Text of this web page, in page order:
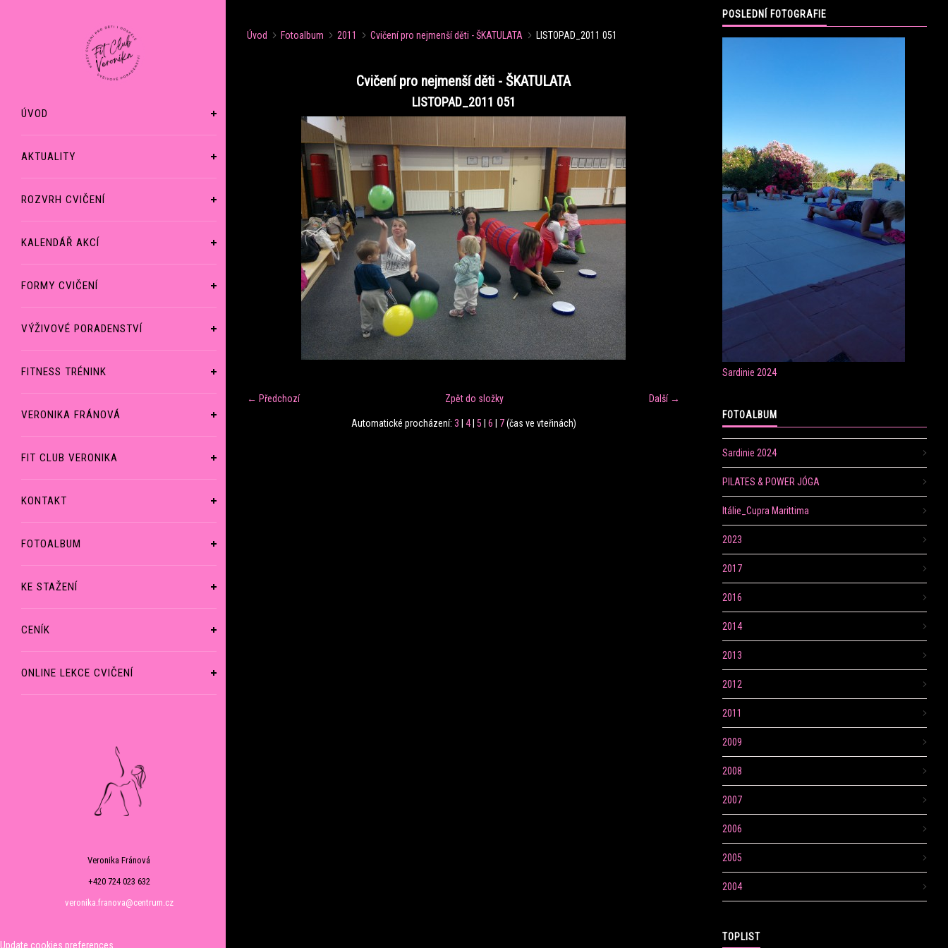
ÚVOD
AKTUALITY
ROZVRH CVIČENÍ
KALENDÁŘ AKCÍ
FORMY CVIČENÍ
VÝŽIVOVÉ PORADENSTVÍ
FITNESS TRÉNINK
VERONIKA FRÁNOVÁ
FIT CLUB VERONIKA
KONTAKT
FOTOALBUM
KE STAŽENÍ
CENÍK
ONLINE LEKCE CVIČENÍ
Veronika Fránová
+420 724 023 632
veronika.franova@centrum.cz
Update cookies preferences
Úvod Fotoalbum 2011 Cvičení pro nejmenší děti - ŠKATULATA LISTOPAD_2011 051
Cvičení pro nejmenší děti - ŠKATULATA
LISTOPAD_2011 051
← Předchozí Další →
Zpět do složky
Automatické procházení: 3 4| 5 6 7(čas ve vteřinách)
POSLEDNÍ FOTOGRAFIE
Sardinie 2024
FOTOALBUM
Sardinie 2024
PILATES & POWER JÓGA
Itálie_Cupra Marittima
2023
2017
2016
2014
2013
2012
2011
2009
2008
2007
2006
2005
2004
TOPLIST